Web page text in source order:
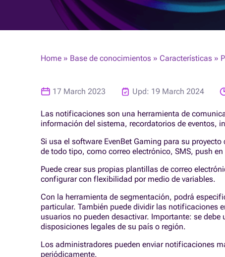
Home » Base de conocimientos » Características »
17 March 2023 Upd: 19 March 2024
Las notificaciones son una herramienta de
información del sistema, recordatorios de eventos,
Si usa el software EvenBet Gaming para su
de todo tipo, como correo electrónico, SMS, push
Puede crear sus propias plantillas de correo
configurar con flexibilidad por medio de variables.
Con la herramienta de segmentación, podrá
particular. También puede dividir las notificaciones
usuarios no pueden desactivar. Importante: se
disposiciones legales de su país o región.
Los administradores pueden enviar notificaciones
periódicamente.